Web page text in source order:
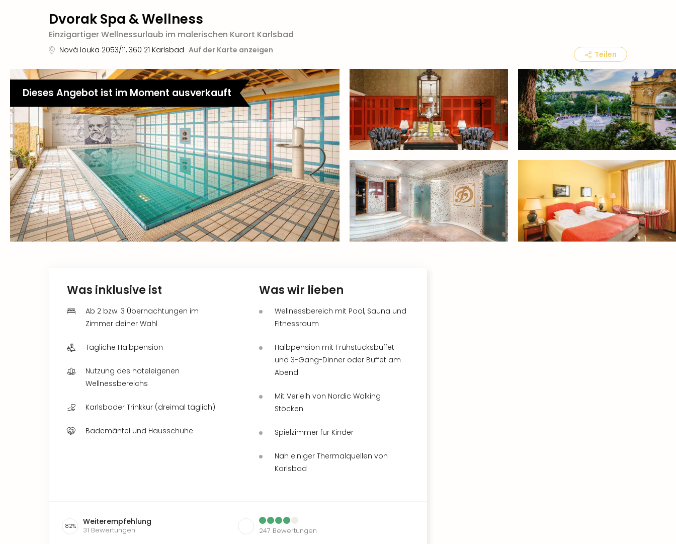
Dvorak Spa & Wellness
Einzigartiger Wellnessurlaub im malerischen Kurort Karlsbad
Nová louka 2053/11, 360 21 Karlsbad Auf der Karte anzeigen Teilen
Dieses Angebot ist im Moment ausverkauft
Was inklusive ist
Ab 2 bzw. 3 Übernachtungen im
Zimmer deiner Wahl
Tägliche Halbpension
Nutzung des hoteleigenen
Wellnessbereichs
Karlsbader Trinkkur (dreimal täglich)
Bademäntel und Hausschuhe
Was wir lieben
Wellnessbereich mit Pool, Sauna und
Fitnessraum
Halbpension mit Frühstücksbuffet
und 3-Gang-Dinner oder Buffet am
Abend
Mit Verleih von Nordic Walking
Stöcken
Spielzimmer für Kinder
Nah einiger Thermalquellen von
Karlsbad
82% Weiterempfehlung
31 Bewertungen 247 Bewertungen